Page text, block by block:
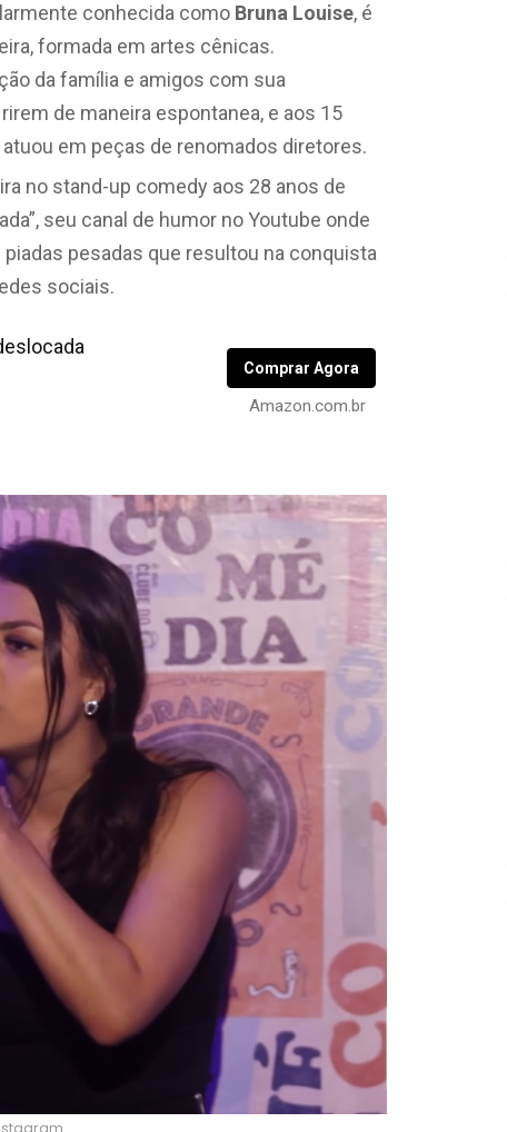
conhecida como Bruna Louise, é
formada em artes cênicas.
da família e amigos com sua
de maneira espontanea, e aos 15
em peças de renomados diretores.
no stand-up comedy aos 28 anos de
seu canal de humor no Youtube onde
pesadas que resultou na conquista
sociais.
Comprar Agora
Amazon.com.br